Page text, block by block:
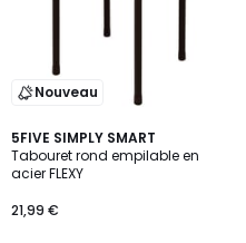
Nouveau
5FIVE SIMPLY SMART
Tabouret rond empilable en
acier FLEXY
21,99 €
2
Couleurs